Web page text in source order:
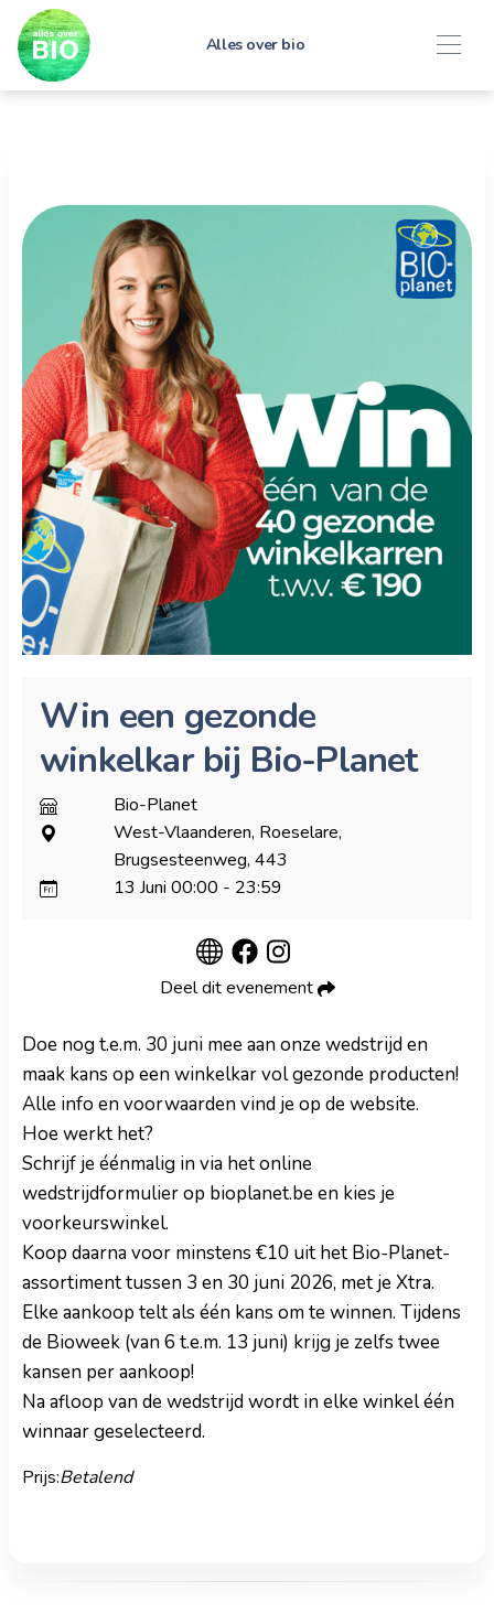
Alles over bio
Win een gezonde
winkelkar bij Bio-Planet
Bio-Planet
West-Vlaanderen, Roeselare,
Brugsesteenweg, 443
13 Juni 00:00 - 23:59
Deel dit evenement
Doe nog t.e.m. 30 juni mee aan onze wedstrijd en
maak kans op een winkelkar vol gezonde producten!
Alle info en voorwaarden vind je op de website.
Hoe werkt het?
Schrijf je éénmalig in via het online
wedstrijdformulier op bioplanet.be en kies je
voorkeurswinkel.
Koop daarna voor minstens €10 uit het Bio-Planet-
assortiment tussen 3 en 30 juni 2026, met je Xtra.
Elke aankoop telt als één kans om te winnen. Tijdens
de Bioweek (van 6 t.e.m. 13 juni) krijg je zelfs twee
kansen per aankoop!
Na afloop van de wedstrijd wordt in elke winkel één
winnaar geselecteerd.
Prijs:Betalend